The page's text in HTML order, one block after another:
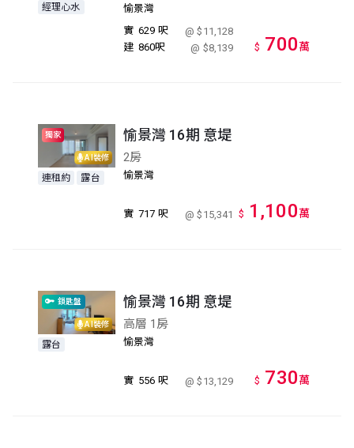
經理心水
愉景灣
實 629 呎
@ $11,128
建 860呎 @ $8,139 $ 700萬
AI裝修
獨家
連租約 露台
愉景灣 16期 意堤
2房
愉景灣
實 717 呎 @ $15,341 $ 1,100萬
AI裝修
鎖匙盤
露台
愉景灣 16期 意堤
高層 1房
愉景灣
實 556 呎 @ $13,129 $ 730萬